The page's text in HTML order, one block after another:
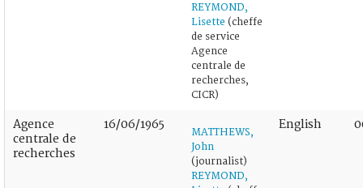
REYMOND,
Lisette (cheffe
de service
Agence
centrale de
recherches,
CICR)
Agence
centrale de
recherches
16/06/1965
MATTHEWS,
John
(journalist)
REYMOND,
English